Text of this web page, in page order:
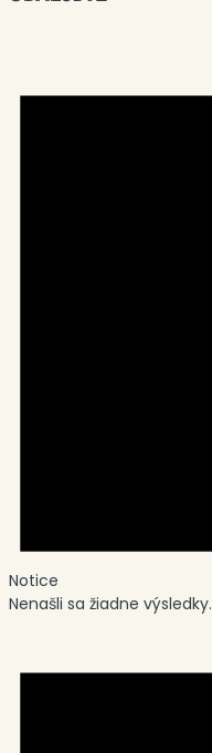
Notice
Nenašli sa žiadne výsledky.